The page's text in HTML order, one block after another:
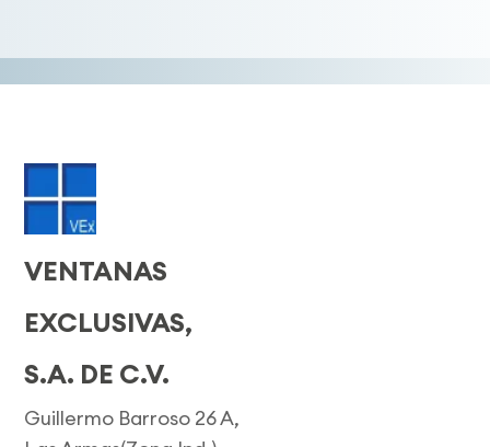
VENTANAS
EXCLUSIVAS,
S.A. DE C.V.
Guillermo Barroso 26 A,